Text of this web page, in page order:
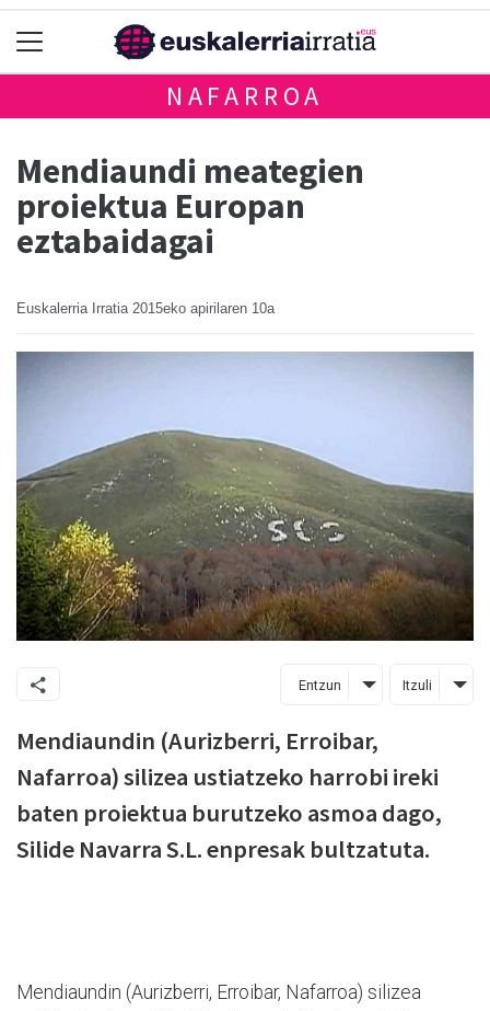
NAFARROA
Mendiaundi meategien
proiektua Europan
eztabaidagai
Euskalerria Irratia 2015eko apirilaren 10a
Entzun Itzuli
Mendiaundin (Aurizberri, Erroibar,
Nafarroa) silizea ustiatzeko harrobi ireki
baten proiektua burutzeko asmoa dago,
Silide Navarra S.L. enpresak bultzatuta.
Mendiaundin (Aurizberri, Erroibar, Nafarroa) silizea